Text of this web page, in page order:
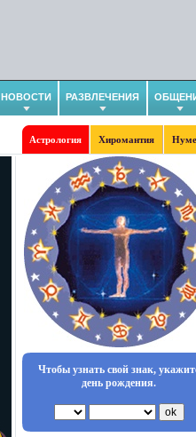
НОВОСТИ РАЗВЛЕЧЕНИЯ
Астрология Хиромантия
Чтобы узнать свой знак,
день рождения.